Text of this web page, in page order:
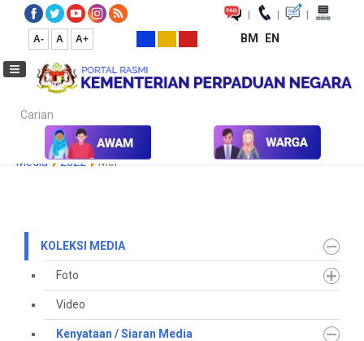
| | |
A- A A+ BM EN
Carian...
Laman Utama Media Koleksi Media
Kenyataan / Siaran
Media
2022 Mei
KOLEKSI MEDIA
Foto
Video
Kenyataan / Siaran Media